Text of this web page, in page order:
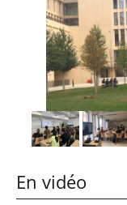
En vidéo